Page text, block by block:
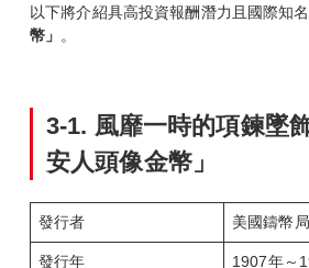
以下將介紹具高投資報酬潛力且國際知
幣」 。
3-1. 風靡一時的項鍊墜
安人頭像金幣」
發行者 美國鑄幣局
發行年 1907年～